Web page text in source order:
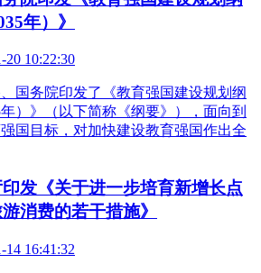
年）》
20 10:22:30
国务院印发了《教育强国建设规划纲
）》（以下简称《纲要》），面向到
国目标，对加快建设教育强国作出全
发《关于进一步培育新增长点
消费的若干措施》
14 16:41:32